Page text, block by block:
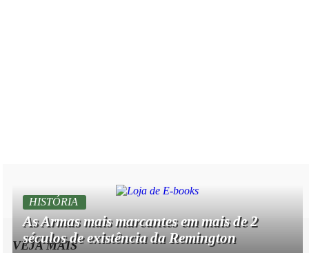
VEJA MAIS
HISTÓRIA
As Armas mais marcantes em mais de 2
séculos de existência da Remington